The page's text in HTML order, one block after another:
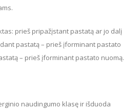
prieš pripažįstant pastatą ar jo dalį
pastatą – prieš įforminant pastato
– prieš įforminant pastato nuomą.
naudingumo klasę ir išduoda